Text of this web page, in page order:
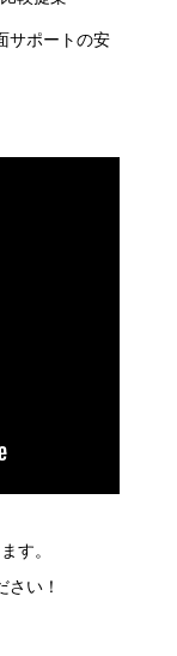
サポートの安
す。
さい！